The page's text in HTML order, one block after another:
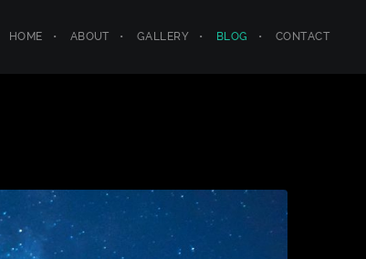
HOME ABOUT GALLERY BLOG CONTACT